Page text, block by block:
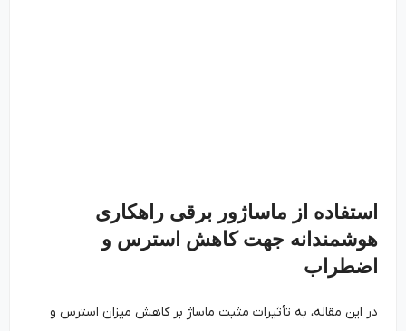
استفاده از ماساژور برقی راهکاری
هوشمندانه جهت کاهش استرس و
اضطراب
در این مقاله، به تأثیرات مثبت ماساژ بر کاهش میزان استرس و